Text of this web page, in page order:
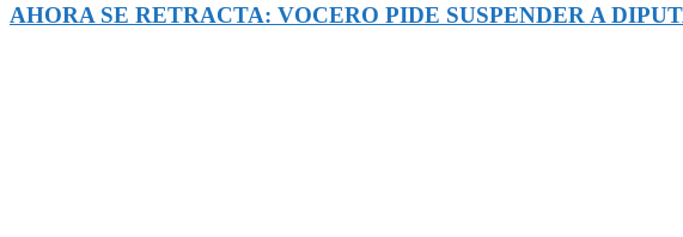
AHORA SE RETRACTA: VOCERO PIDE SUSPENDER A